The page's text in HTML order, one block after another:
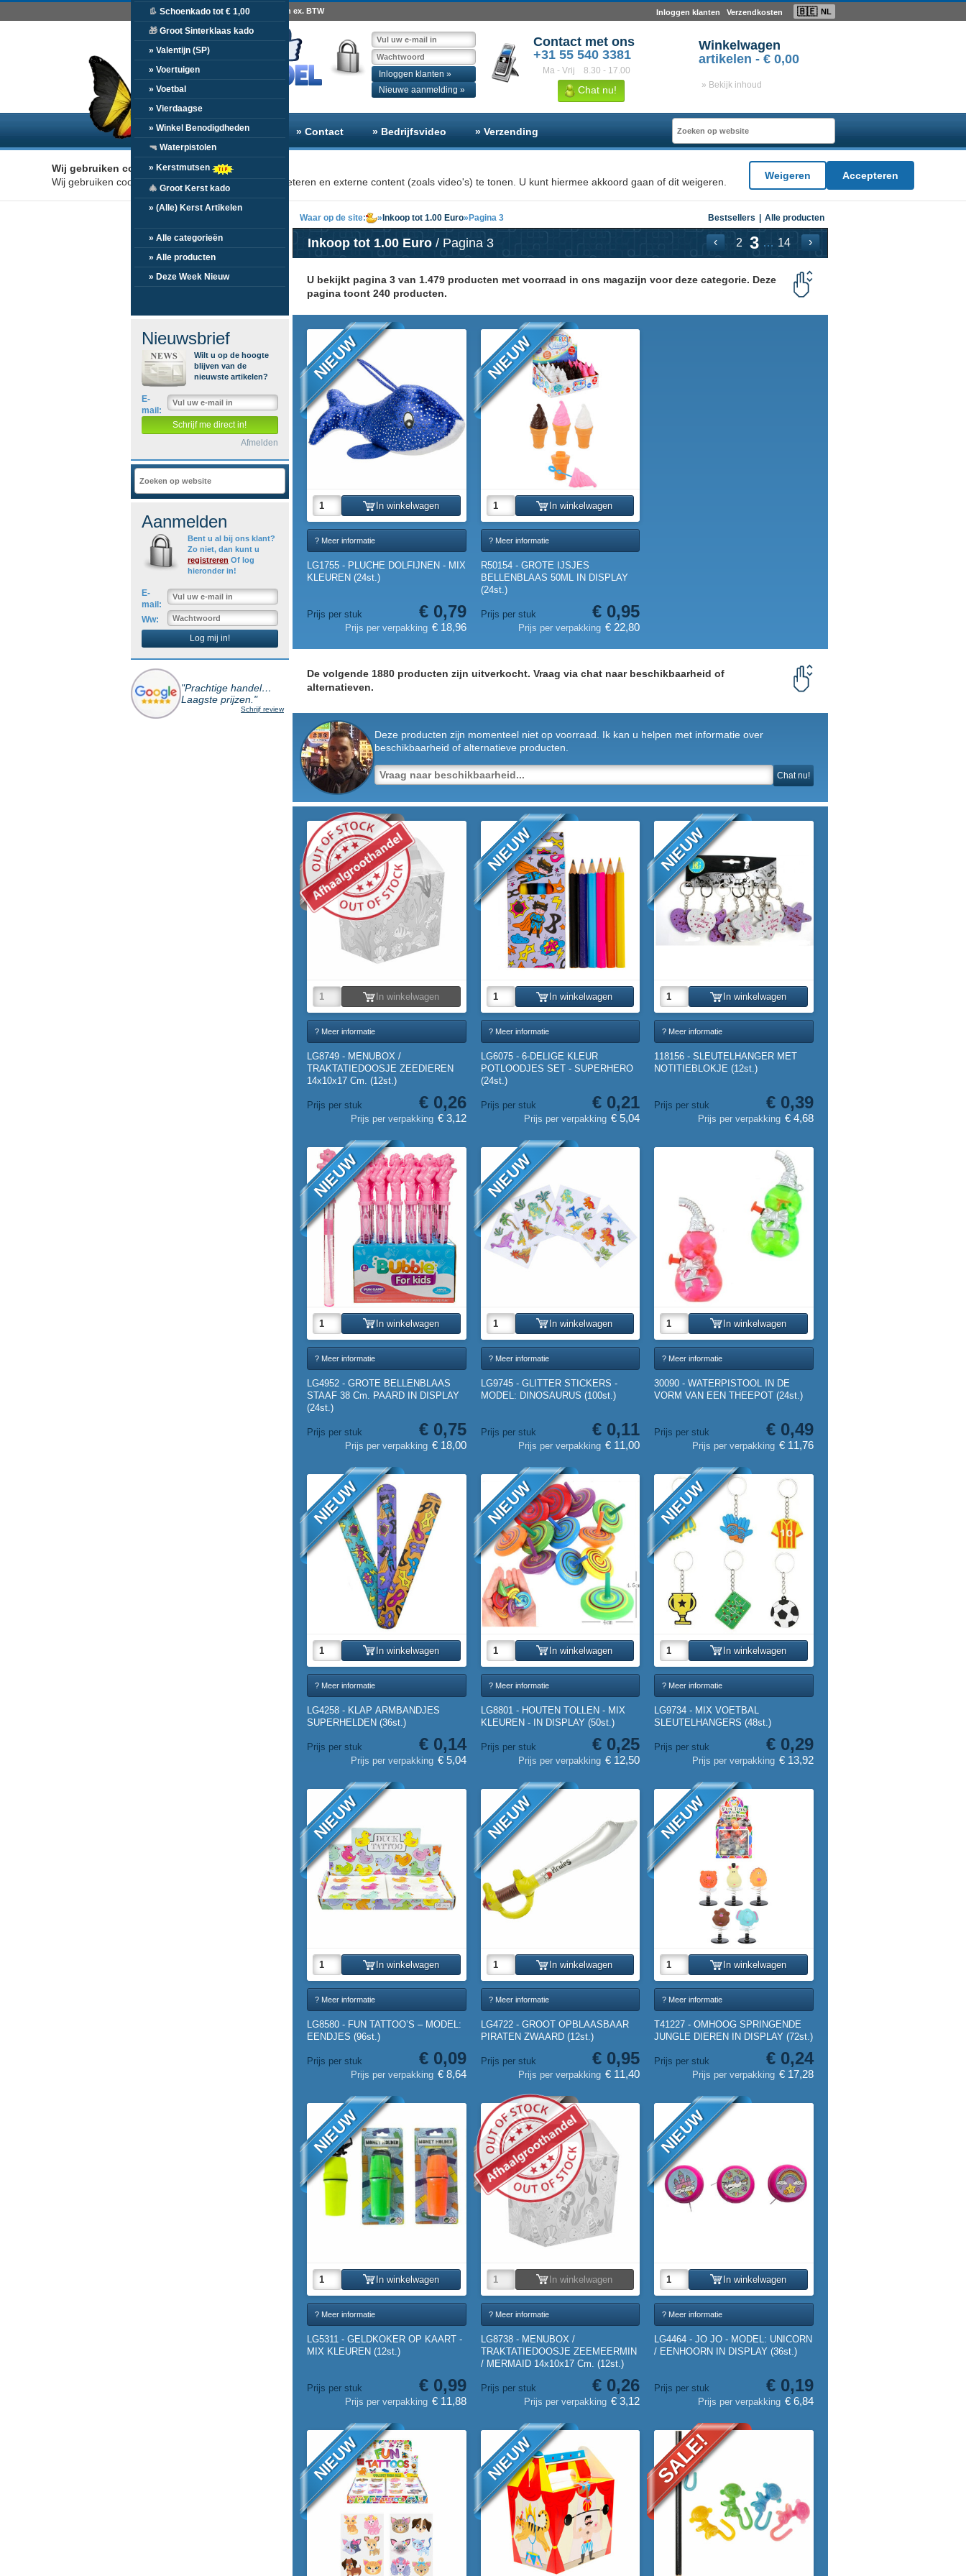
Minimale afname € 25,-ex - Alle prijzen zijn ex. BTW Inloggen klanten Verzendkosten 🇧🇪 NL
Inloggen klanten »
Nieuwe aanmelding »
Contact met ons
+31 55 540 3381
Ma - Vrij 8.30 - 17.00
Chat nu!
Winkelwagen
artikelen - € 0,00
» Bekijk inhoud
» Home » Over ons » Contact » Bedrijfsvideo » Verzending
Wij gebruiken cookies
Wij gebruiken cookies om uw winkelervaring te verbeteren en externe content (zoals video's) te tonen. U kunt hiermee akkoord gaan of dit weigeren.
Weigeren Accepteren
👢 Schoenkado tot € 1,00
🎁 Groot Sinterklaas kado
» Valentijn (SP)
» Voertuigen
» Voetbal
» Vierdaagse
» Winkel Benodigdheden
🔫 Waterpistolen
» Kerstmutsen
🎄 Groot Kerst kado
» (Alle) Kerst Artikelen
» Alle categorieën
» Alle producten
» Deze Week Nieuw
Nieuwsbrief
Wilt u op de hoogte
blijven van de
nieuwste artikelen?
E-
mail:
Schrijf me direct in!
Afmelden
Aanmelden
Bent u al bij ons klant?
Zo niet, dan kunt u
registreren Of log
hieronder in!
E-
mail:
Ww:
Log mij in!
"Prachtige handel…
Laagste prijzen."
Schrijf review
Waar op de site: » Inkoop tot 1.00 Euro» Pagina 3 Bestsellers Alle producten
Inkoop tot 1.00 Euro / Pagina 3 ‹ 2 3 … 14 ›
U bekijkt pagina 3 van 1.479 producten met voorraad in ons magazijn voor deze categorie. Deze
pagina toont 240 producten.
NIEUW
In winkelwagen
? Meer informatie
LG1755 - PLUCHE DOLFIJNEN - MIX
KLEUREN (24st.)
Prijs per stuk € 0,79
Prijs per verpakking € 18,96
NIEUW
In winkelwagen
? Meer informatie
R50154 - GROTE IJSJES
BELLENBLAAS 50ML IN DISPLAY
(24st.)
Prijs per stuk € 0,95
Prijs per verpakking € 22,80
De volgende 1880 producten zijn uitverkocht. Vraag via chat naar beschikbaarheid of
alternatieven.
Deze producten zijn momenteel niet op voorraad. Ik kan u helpen met informatie over
beschikbaarheid of alternatieve producten.
Chat nu!
NIEUW
In winkelwagen
? Meer informatie
LG8749 - MENUBOX /
TRAKTATIEDOOSJE ZEEDIEREN
14x10x17 Cm. (12st.)
Prijs per stuk € 0,26
Prijs per verpakking € 3,12
NIEUW
In winkelwagen
? Meer informatie
LG6075 - 6-DELIGE KLEUR
POTLOODJES SET - SUPERHERO
(24st.)
Prijs per stuk € 0,21
Prijs per verpakking € 5,04
NIEUW
In winkelwagen
? Meer informatie
118156 - SLEUTELHANGER MET
NOTITIEBLOKJE (12st.)
Prijs per stuk € 0,39
Prijs per verpakking € 4,68
NIEUW
In winkelwagen
? Meer informatie
LG4952 - GROTE BELLENBLAAS
STAAF 38 Cm. PAARD IN DISPLAY
(24st.)
Prijs per stuk € 0,75
Prijs per verpakking € 18,00
NIEUW
In winkelwagen
? Meer informatie
LG9745 - GLITTER STICKERS -
MODEL: DINOSAURUS (100st.)
Prijs per stuk € 0,11
Prijs per verpakking € 11,00
In winkelwagen
? Meer informatie
30090 - WATERPISTOOL IN DE
VORM VAN EEN THEEPOT (24st.)
Prijs per stuk € 0,49
Prijs per verpakking € 11,76
NIEUW
In winkelwagen
? Meer informatie
LG4258 - KLAP ARMBANDJES
SUPERHELDEN (36st.)
Prijs per stuk € 0,14
Prijs per verpakking € 5,04
NIEUW
In winkelwagen
? Meer informatie
LG8801 - HOUTEN TOLLEN - MIX
KLEUREN - IN DISPLAY (50st.)
Prijs per stuk € 0,25
Prijs per verpakking € 12,50
NIEUW
In winkelwagen
? Meer informatie
LG9734 - MIX VOETBAL
SLEUTELHANGERS (48st.)
Prijs per stuk € 0,29
Prijs per verpakking € 13,92
NIEUW
In winkelwagen
? Meer informatie
LG8580 - FUN TATTOO’S – MODEL:
EENDJES (96st.)
Prijs per stuk € 0,09
Prijs per verpakking € 8,64
NIEUW
In winkelwagen
? Meer informatie
LG4722 - GROOT OPBLAASBAAR
PIRATEN ZWAARD (12st.)
Prijs per stuk € 0,95
Prijs per verpakking € 11,40
NIEUW
In winkelwagen
? Meer informatie
T41227 - OMHOOG SPRINGENDE
JUNGLE DIEREN IN DISPLAY (72st.)
Prijs per stuk € 0,24
Prijs per verpakking € 17,28
NIEUW
In winkelwagen
? Meer informatie
LG5311 - GELDKOKER OP KAART -
MIX KLEUREN (12st.)
Prijs per stuk € 0,99
Prijs per verpakking € 11,88
NIEUW
In winkelwagen
? Meer informatie
LG8738 - MENUBOX /
TRAKTATIEDOOSJE ZEEMEERMIN
/ MERMAID 14x10x17 Cm. (12st.)
Prijs per stuk € 0,26
Prijs per verpakking € 3,12
NIEUW
In winkelwagen
? Meer informatie
LG4464 - JO JO - MODEL: UNICORN
/ EENHOORN IN DISPLAY (36st.)
Prijs per stuk € 0,19
Prijs per verpakking € 6,84
NIEUW NIEUW SALE!